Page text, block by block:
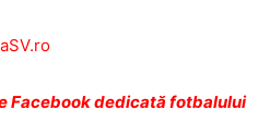
Facebook dedicată fotbalului